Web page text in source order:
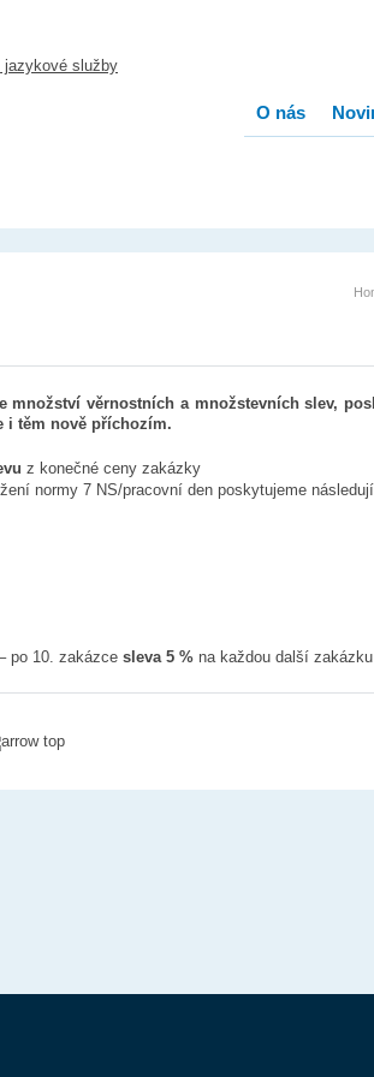
O nás
množství věrnostních a množstevních slev,
i těm nově příchozím.
z konečné ceny zakázky
normy 7 NS/pracovní den poskytujeme
po 10. zakázce sleva 5 % na každou další zakázku